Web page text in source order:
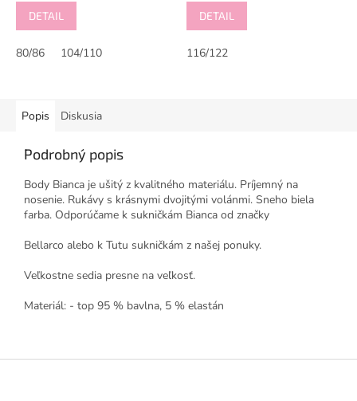
DETAIL
80/86 104/110
DETAIL
116/122
Popis Diskusia
Podrobný popis
Body Bianca je ušitý z kvalitného materiálu. Príjemný na
nosenie. Rukávy s krásnymi dvojitými volánmi. Sneho biela
farba. Odporúčame k sukničkám Bianca od značky
Bellarco alebo k Tutu sukničkám z našej ponuky.
Veľkostne sedia presne na veľkosť.
Materiál: - top 95 % bavlna, 5 % elastán